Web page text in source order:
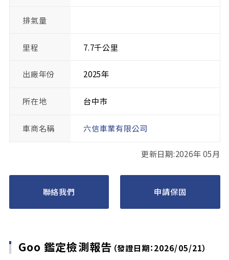
排氣量
里程 7.7千公里
出廠年份 2025年
所在地 台中市
車商名稱 六信車業有限公司
更新日期:2026年 05月
聯絡我們 申請保固
Goo 鑑定檢測報告 （發證日期：2026/05/21）